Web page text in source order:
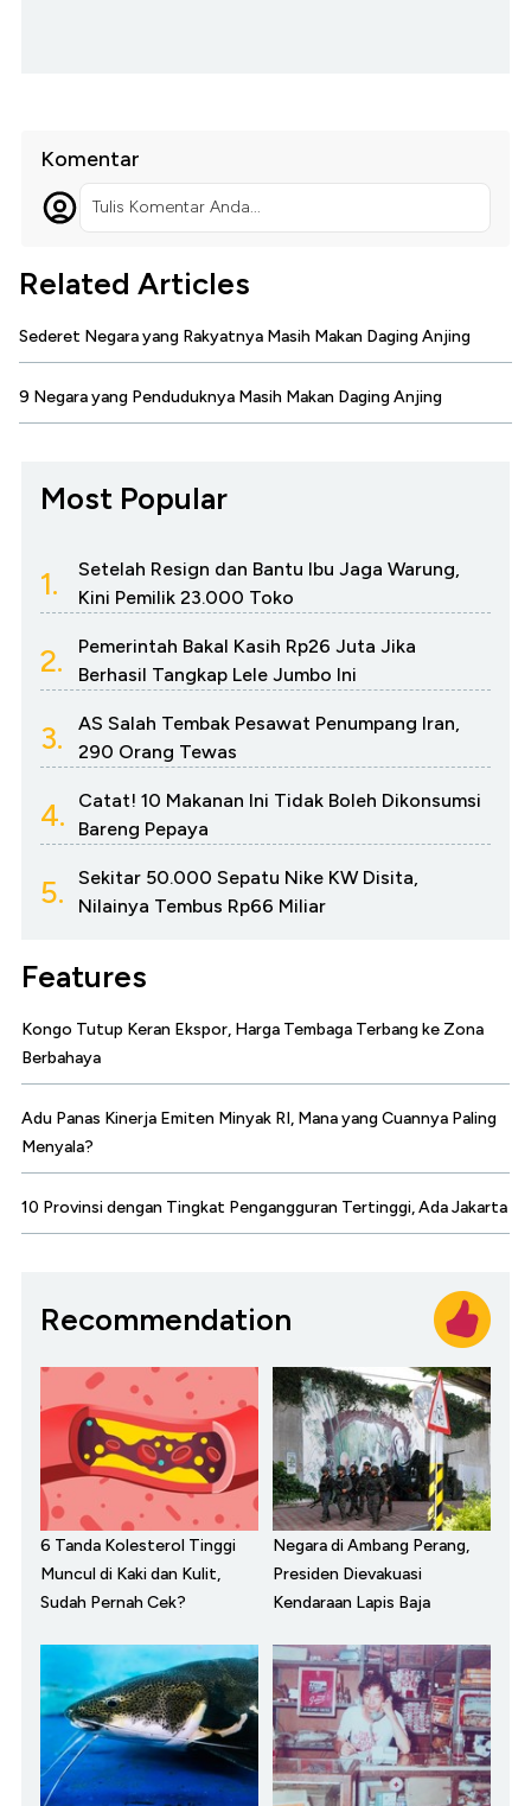
Komentar
Tulis Komentar Anda...
Related Articles
Sederet Negara yang Rakyatnya Masih Makan Daging Anjing
9 Negara yang Penduduknya Masih Makan Daging Anjing
Most Popular
1.
Setelah Resign dan Bantu Ibu Jaga Warung,
Kini Pemilik 23.000 Toko
2.
Pemerintah Bakal Kasih Rp26 Juta Jika
Berhasil Tangkap Lele Jumbo Ini
3.
AS Salah Tembak Pesawat Penumpang Iran,
290 Orang Tewas
4.
Catat! 10 Makanan Ini Tidak Boleh Dikonsumsi
Bareng Pepaya
5.
Sekitar 50.000 Sepatu Nike KW Disita,
Nilainya Tembus Rp66 Miliar
Features
Kongo Tutup Keran Ekspor, Harga Tembaga Terbang ke Zona
Berbahaya
Adu Panas Kinerja Emiten Minyak RI, Mana yang Cuannya Paling
Menyala?
10 Provinsi dengan Tingkat Pengangguran Tertinggi, Ada Jakarta
Recommendation
6 Tanda Kolesterol Tinggi
Muncul di Kaki dan Kulit,
Sudah Pernah Cek?
Negara di Ambang Perang,
Presiden Dievakuasi
Kendaraan Lapis Baja